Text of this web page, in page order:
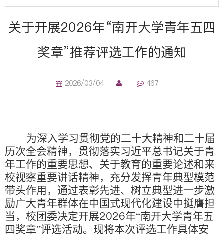
关于开展2026年“南开大学青年五四
奖章”推荐评选工作的通知
2026/03/04 467
为深入学习贯彻党的二十大精神和二十届
历次全会精神，贯彻落实习近平总书记关于青
年工作的重要思想、关于教育的重要论述和来
校视察重要讲话精神，充分发挥青年典型模范
带头作用，通过表彰先进、树立典型进一步激
励广大青年群体在中国式现代化建设中挺膺担
当，校团委决定开展2026年“南开大学青年五
四奖章”评选活动。现将本次评选工作具体安